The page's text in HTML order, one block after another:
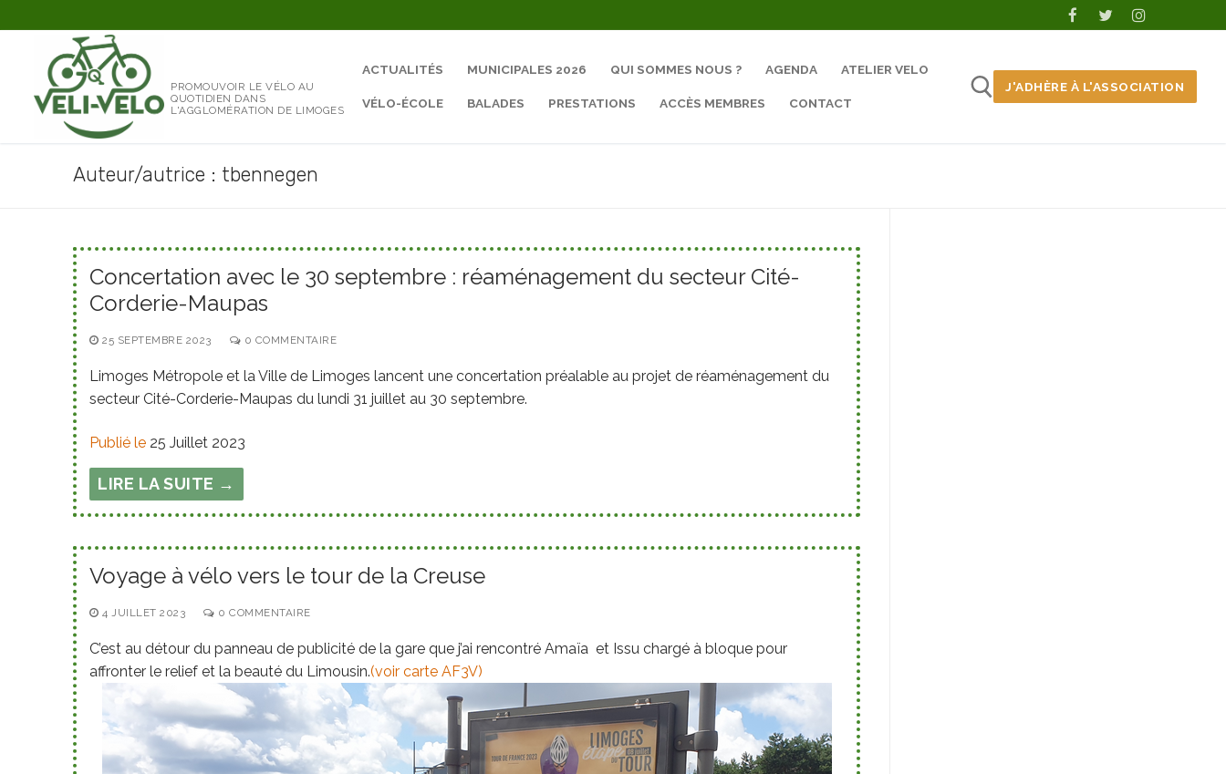
au
contenu
PROMOUVOIR LE VÉLO AU
QUOTIDIEN DANS
L'AGGLOMÉRATION DE LIMOGES
ACTUALITÉS MUNICIPALES 2026 QUI SOMMES NOUS ? AGENDA ATELIER VELO
VÉLO-ÉCOLE BALADES PRESTATIONS ACCÈS MEMBRES CONTACT
J'ADHÈRE À L'ASSOCIATION
Auteur/autrice : tbennegen
Concertation avec le 30 septembre : réaménagement du secteur Cité-
Corderie-Maupas
25 SEPTEMBRE 2023 0 COMMENTAIRE
Limoges Métropole et la Ville de Limoges lancent une concertation préalable au projet de réaménagement du
secteur Cité-Corderie-Maupas du lundi 31 juillet au 30 septembre.
Publié le 25 Juillet 2023
LIRE LA SUITE →
Voyage à vélo vers le tour de la Creuse
4 JUILLET 2023 0 COMMENTAIRE
C’est au détour du panneau de publicité de la gare que j’ai rencontré Amaïa et Issu chargé à bloque pour
affronter le relief et la beauté du Limousin.(voir carte AF3V)